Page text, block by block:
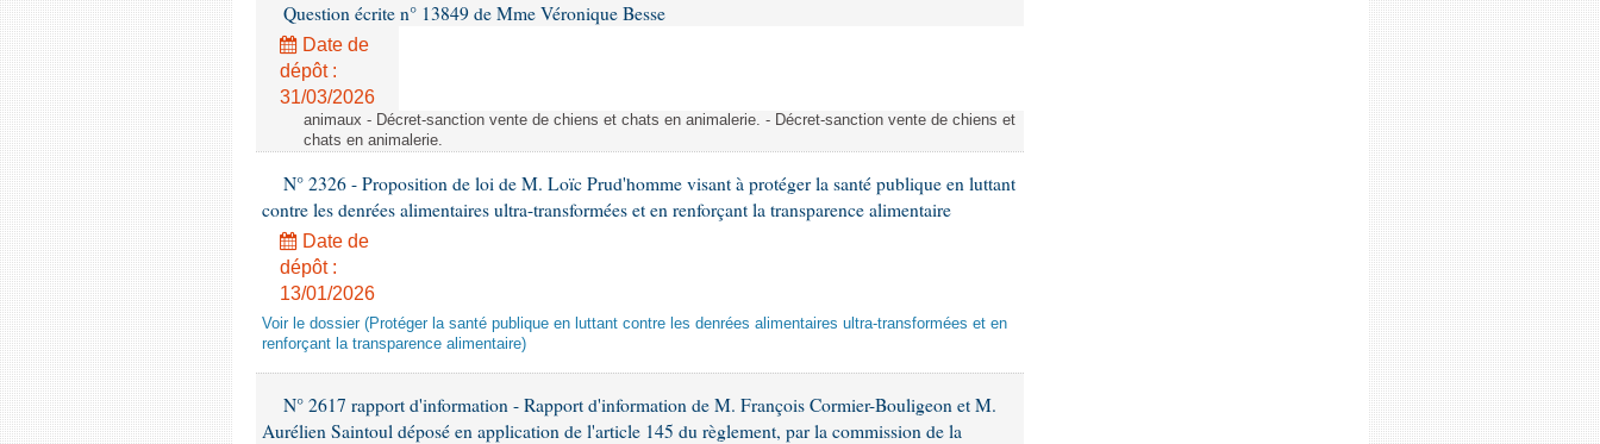
Question écrite n° 13849 de Mme Véronique Besse
Date de
dépôt :
31/03/2026
animaux - Décret-sanction vente de chiens et chats en animalerie. - Décret-sanction vente de chiens et
chats en animalerie.
N° 2326 - Proposition de loi de M. Loïc Prud'homme visant à protéger la santé publique en luttant
contre les denrées alimentaires ultra-transformées et en renforçant la transparence alimentaire
Date de
dépôt :
13/01/2026
Voir le dossier (Protéger la santé publique en luttant contre les denrées alimentaires ultra-transformées et en
renforçant la transparence alimentaire)
N° 2617 rapport d'information - Rapport d'information de M. François Cormier-Bouligeon et M.
Aurélien Saintoul déposé en application de l'article 145 du règlement, par la commission de la